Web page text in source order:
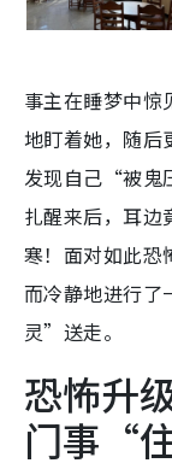
事主在睡梦中惊
地盯着她，随后
发现自己“被鬼
扎醒来后，耳边
寒！面对如此
而冷静地进行
灵”送走。
恐怖升
门事“